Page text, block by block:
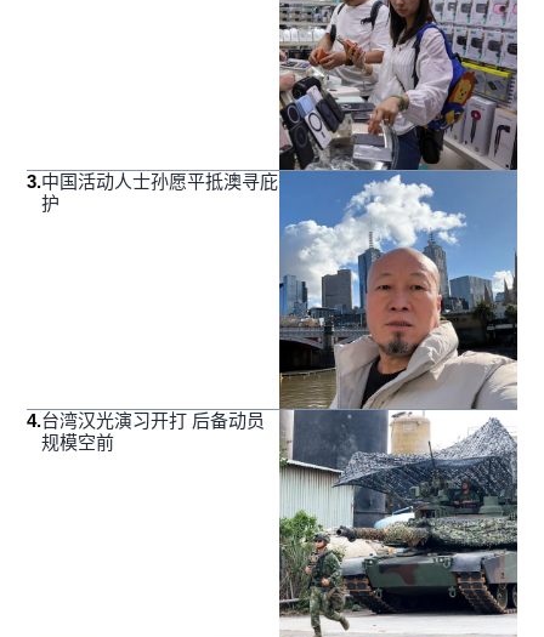
3.中国活动人士孙愿平抵澳寻庇
护
4.台湾汉光演习开打 后备动员
规模空前